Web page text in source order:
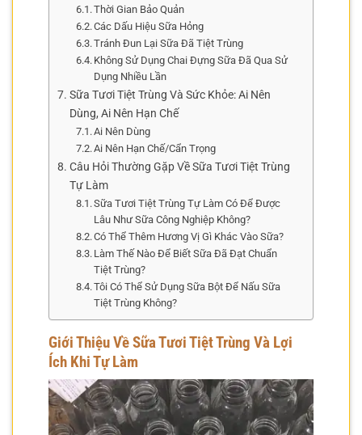
Thời Gian Bảo Quản
Các Dấu Hiệu Sữa Hỏng
Tránh Đun Lại Sữa Đã Tiệt Trùng
Không Sử Dụng Chai Đựng Sữa Đã Qua Sử
Dụng Nhiều Lần
Sữa Tươi Tiệt Trùng Và Sức Khỏe: Ai Nên
Dùng, Ai Nên Hạn Chế
Ai Nên Dùng
Ai Nên Hạn Chế/Cẩn Trọng
Câu Hỏi Thường Gặp Về Sữa Tươi Tiệt Trùng
Tự Làm
Sữa Tươi Tiệt Trùng Tự Làm Có Để Được
Lâu Như Sữa Công Nghiệp Không?
Có Thể Thêm Hương Vị Gì Khác Vào Sữa?
Làm Thế Nào Để Biết Sữa Đã Đạt Chuẩn
Tiệt Trùng?
Tôi Có Thể Sử Dụng Sữa Bột Để Nấu Sữa
Tiệt Trùng Không?
Giới Thiệu Về Sữa Tươi Tiệt Trùng Và Lợi
Ích Khi Tự Làm